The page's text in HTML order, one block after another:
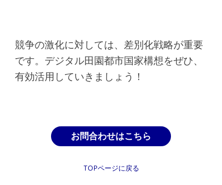
競争の激化に対しては、差別化戦略が重要
です。デジタル田園都市国家構想をぜひ、
有効活用していきましょう！
お問合わせはこちら
TOPページに戻る